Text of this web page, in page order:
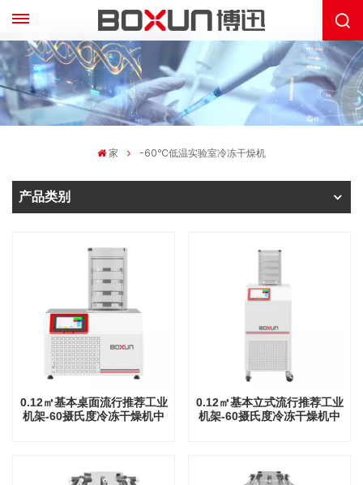
家 -60℃低温实验室冷冻干燥机
产品类别
0.12㎡基本桌面流行推荐工业
机架-60摄氏度冷冻干燥机中
0.12㎡基本立式流行推荐工业
机架-60摄氏度冷冻干燥机中